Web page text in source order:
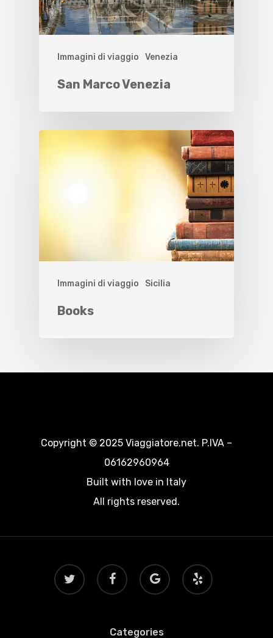
Immagini di viaggio Venezia
San Marco Venezia
Immagini di viaggio Sicilia
Books
Copyright © 2025 Viaggiatore.net. P.IVA –
06162960964
Built with love in Italy
All rights reserved.
twitter facebook
google-
plus
yelp
Categories